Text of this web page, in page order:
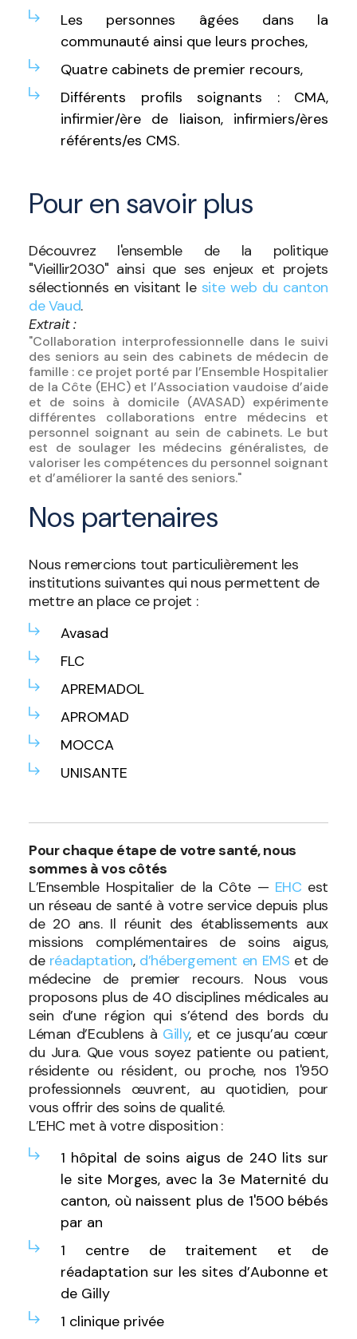
Les personnes âgées dans la
communauté ainsi que leurs proches,
Quatre cabinets de premier recours,
Différents profils soignants : CMA,
infirmier/ère de liaison, infirmiers/ères
référents/es CMS.
Pour en savoir plus
Découvrez l'ensemble de la politique
"Vieillir2030" ainsi que ses enjeux et projets
sélectionnés en visitant le site web du canton
de Vaud.
Extrait :
"Collaboration interprofessionnelle dans le suivi
des seniors au sein des cabinets de médecin de
famille : ce projet porté par l’Ensemble Hospitalier
de la Côte (EHC) et l’Association vaudoise d’aide
et de soins à domicile (AVASAD) expérimente
différentes collaborations entre médecins et
personnel soignant au sein de cabinets. Le but
est de soulager les médecins généralistes, de
valoriser les compétences du personnel soignant
et d’améliorer la santé des seniors."
Nos partenaires
Nous remercions tout particulièrement les
institutions suivantes qui nous permettent de
mettre an place ce projet :
Avasad
FLC
APREMADOL
APROMAD
MOCCA
UNISANTE
Pour chaque étape de votre santé, nous
sommes à vos côtés
L’Ensemble Hospitalier de la Côte — EHC est
un réseau de santé à votre service depuis plus
de 20 ans. Il réunit des établissements aux
missions complémentaires de soins aigus,
de réadaptation, d’hébergement en EMS et de
médecine de premier recours. Nous vous
proposons plus de 40 disciplines médicales au
sein d’une région qui s’étend des bords du
Léman d’Ecublens à Gilly, et ce jusqu’au cœur
du Jura. Que vous soyez patiente ou patient,
résidente ou résident, ou proche, nos 1'950
professionnels œuvrent, au quotidien, pour
vous offrir des soins de qualité.
L’EHC met à votre disposition :
1 hôpital de soins aigus de 240 lits sur
le site Morges, avec la 3e Maternité du
canton, où naissent plus de 1'500 bébés
par an
1 centre de traitement et de
réadaptation sur les sites d’Aubonne et
de Gilly
1 clinique privée